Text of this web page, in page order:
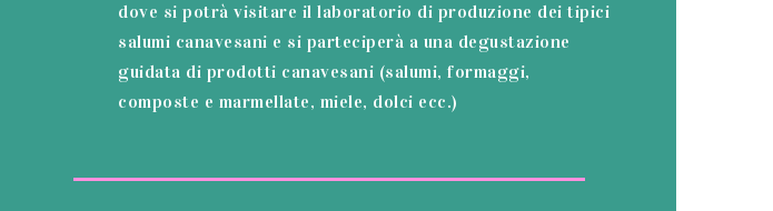
dove si potrà visitare il laboratorio di produzione dei tipici
salumi canavesani e si parteciperà a una degustazione
guidata di prodotti canavesani (salumi, formaggi,
composte e marmellate, miele, dolci ecc.)